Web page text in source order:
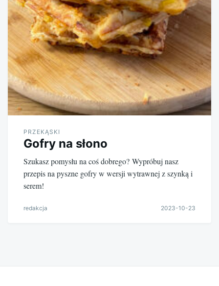
PRZEKĄSKI
Gofry na słono
Szukasz pomysłu na coś dobrego? Wypróbuj nasz
przepis na pyszne gofry w wersji wytrawnej z szynką i
serem!
redakcja 2023-10-23